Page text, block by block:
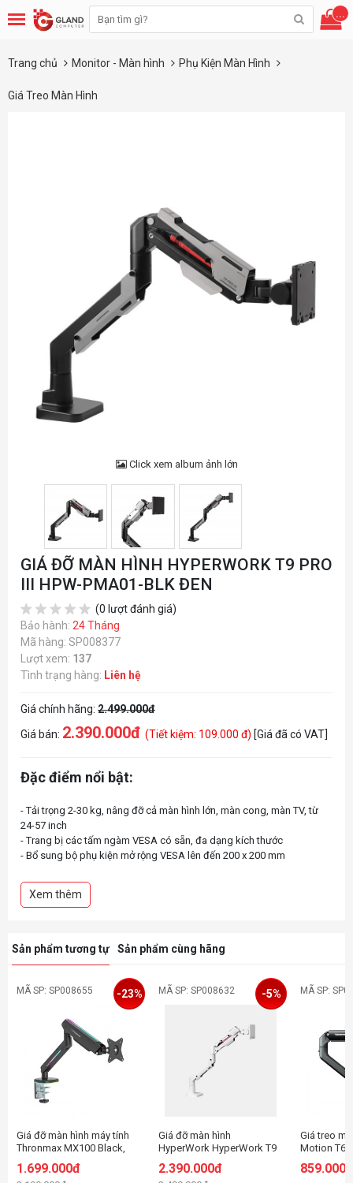
...
Trang chủ Monitor - Màn hình Phụ Kiện Màn Hình
Giá Treo Màn Hình
Click xem album ảnh lớn
GIÁ ĐỠ MÀN HÌNH HYPERWORK T9 PRO
III HPW-PMA01-BLK ĐEN
(0 lượt đánh giá)
Bảo hành: 24 Tháng
Mã hàng: SP008377
Lượt xem: 137
Tình trạng hàng: Liên hệ
Giá chính hãng: 2.499.000đ
Giá bán: 2.390.000đ (Tiết kiệm: 109.000 đ) [Giá đã có VAT]
Đặc điểm nổi bật:
- Tải trọng 2-30 kg, nâng đỡ cả màn hình lớn, màn cong, màn TV, từ
24-57 inch
- Trang bị các tấm ngàm VESA có sẵn, đa dạng kích thước
- Bổ sung bộ phụ kiện mở rộng VESA lên đến 200 x 200 mm
gaming
- Trợ lực piston HyperLift Max, cơ chế cổ Fluid Arc gia cố, nâng đỡ ổn
Xem thêm
Sản phẩm tương tự Sản phẩm cùng hãng
MÃ SP: SP008655
Giá đỡ màn hình máy tính
Thronmax MX100 Black,
1.699.000đ
-23% MÃ SP: SP008632
Giá đỡ màn hình
HyperWork HyperWork T9
Trắng
2.390.000đ
-5% MÃ SP:
Giá treo
Motion
859.000đ